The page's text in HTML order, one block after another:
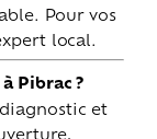
Pour vos
local.
Pibrac ?
et